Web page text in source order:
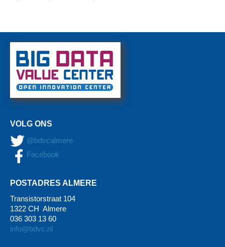
VOLG ONS
@bdvcalmere
Facebook
POSTADRES ALMERE
Transistorstraat 104
1322 CH Almere
036 303 13 60
info@bdvc.nl